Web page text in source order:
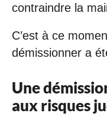
contraindre la
C’est à ce
démissionner a
Une
aux risques